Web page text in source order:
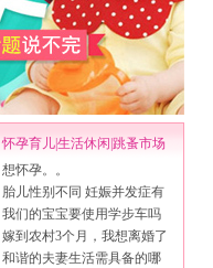
怀孕育儿|生活休闲 跳蚤市场
想怀孕。。
胎儿性别不同 妊娠并发症有
我们的宝宝要使用学步车吗
嫁到农村3个月，我想离婚了
和谐的夫妻生活需具备的哪